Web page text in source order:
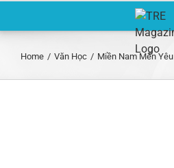
Home / Văn Học / Miền Nam Mến Yêu